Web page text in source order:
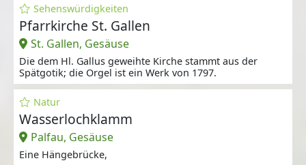
Sehenswürdigkeiten
Pfarrkirche St. Gallen
St. Gallen, Gesäuse
Die dem Hl. Gallus geweihte Kirche stammt aus der
Spätgotik; die Orgel ist ein Werk von 1797.
Natur
Wasserlochklamm
Palfau, Gesäuse
Eine Hängebrücke,